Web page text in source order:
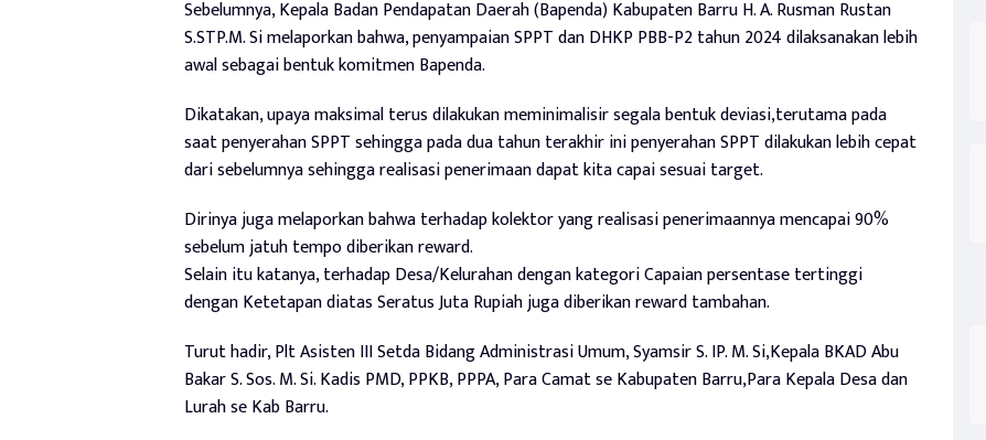
Sebelumnya, Kepala Badan Pendapatan Daerah (Bapenda) Kabupaten Barru H. A. Rusman Rustan
S.STP.M. Si melaporkan bahwa, penyampaian SPPT dan DHKP PBB-P2 tahun 2024 dilaksanakan lebih
awal sebagai bentuk komitmen Bapenda.
Dikatakan, upaya maksimal terus dilakukan meminimalisir segala bentuk deviasi,terutama pada
saat penyerahan SPPT sehingga pada dua tahun terakhir ini penyerahan SPPT dilakukan lebih cepat
dari sebelumnya sehingga realisasi penerimaan dapat kita capai sesuai target.
Dirinya juga melaporkan bahwa terhadap kolektor yang realisasi penerimaannya mencapai 90%
sebelum jatuh tempo diberikan reward.
Selain itu katanya, terhadap Desa/Kelurahan dengan kategori Capaian persentase tertinggi
dengan Ketetapan diatas Seratus Juta Rupiah juga diberikan reward tambahan.
Turut hadir, Plt Asisten III Setda Bidang Administrasi Umum, Syamsir S. IP. M. Si,Kepala BKAD Abu
Bakar S. Sos. M. Si. Kadis PMD, PPKB, PPPA, Para Camat se Kabupaten Barru,Para Kepala Desa dan
Lurah se Kab Barru.